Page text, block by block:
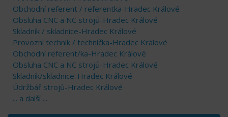
Obchodní referent / referentka-Hradec Králové
Obsluha CNC a NC strojů-Hradec Králové
Skladník / skladnice-Hradec Králové
Provozní technik / technička-Hradec Králové
Obchodní referent/ka-Hradec Králové
Obsluha CNC a NC strojů-Hradec Králové
Skladník/skladnice-Hradec Králové
Údržbář strojů-Hradec Králové
... a další ...